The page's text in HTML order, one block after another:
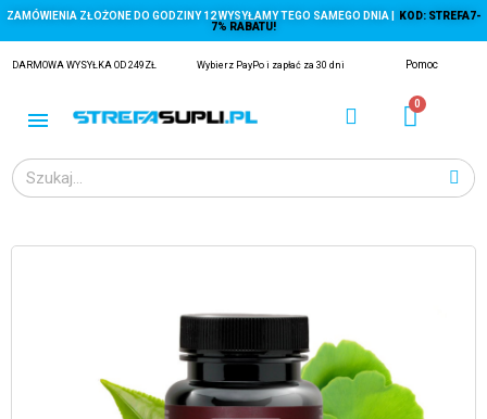
ZAMÓWIENIA ZŁOŻONE DO GODZINY 12 WYSYŁAMY TEGO SAMEGO DNIA |
KOD: STREFA7-
7% RABATU!
DARMOWA WYSYŁKA OD 249ZŁ Wybierz PayPo i zapłać za 30 dni Pomoc
Z KRYLA)